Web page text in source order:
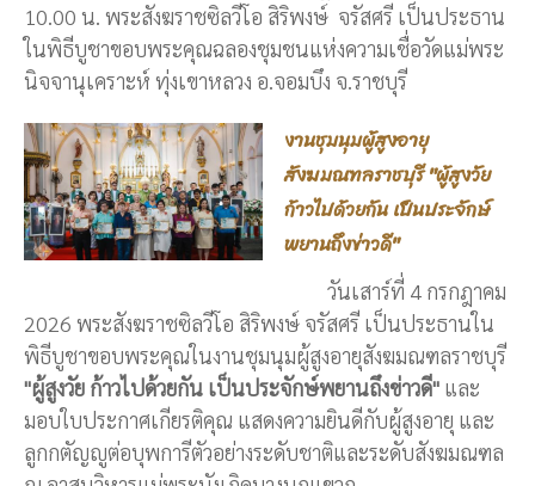
10.00 น. พระสังฆราชซิลวีโอ สิริพงษ์ จรัสศรี เป็นประธาน
ในพิธีบูชาขอบพระคุณฉลองชุมชนแห่งความเชื่อวัดแม่พระ
นิจจานุเคราะห์ ทุ่งเขาหลวง อ.จอมบึง จ.ราชบุรี
งานชุมนุมผู้สูงอายุ
สังฆมณฑลราชบุรี "ผู้สูงวัย
ก้าวไปด้วยกัน เป็นประจักษ์
พยานถึงข่าวดี"
วันเสาร์ที่ 4 กรกฎาคม
2026 พระสังฆราชซิลวีโอ สิริพงษ์ จรัสศรี เป็นประธานใน
พิธีบูชาขอบพระคุณในงานชุมนุมผู้สูงอายุสังฆมณฑลราชบุรี
"ผู้สูงวัย ก้าวไปด้วยกัน เป็นประจักษ์พยานถึงข่าวดี" และ
มอบใบประกาศเกียรติคุณ แสดงความยินดีกับผู้สูงอายุ และ
ลูกกตัญญูต่อบุพการีตัวอย่างระดับชาติและระดับสังฆมณฑล